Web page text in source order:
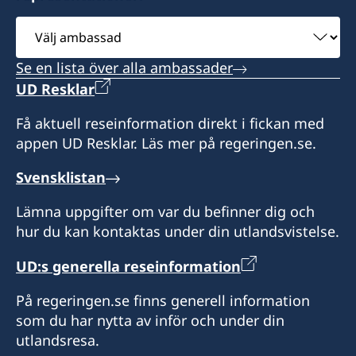
Välj
ambassad
Se en lista över alla ambassader
UD Resklar
Få aktuell reseinformation direkt i fickan med
appen UD Resklar. Läs mer på regeringen.se.
Svensklistan
Lämna uppgifter om var du befinner dig och
hur du kan kontaktas under din utlandsvistelse.
UD:s generella reseinformation
På regeringen.se finns generell information
som du har nytta av inför och under din
utlandsresa.